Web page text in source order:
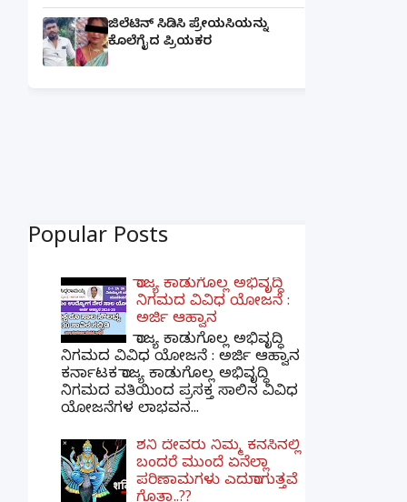
ಜಿಲೆಟಿನ್ ಸಿಡಿಸಿ ಪ್ರೇಯಸಿಯನ್ನು
ಕೊಲೆಗೈದ ಪ್ರಿಯಕರ
Popular Posts
ರಾಜ್ಯ ಕಾಡುಗೊಲ್ಲ ಅಭಿವೃದ್ಧಿ
ನಿಗಮದ ವಿವಿಧ ಯೋಜನೆ :
ಅರ್ಜಿ ಆಹ್ವಾನ
ರಾಜ್ಯ ಕಾಡುಗೊಲ್ಲ ಅಭಿವೃದ್ಧಿ
ನಿಗಮದ ವಿವಿಧ ಯೋಜನೆ : ಅರ್ಜಿ ಆಹ್ವಾನ
ಕರ್ನಾಟಕ ರಾಜ್ಯ ಕಾಡುಗೊಲ್ಲ ಅಭಿವೃದ್ಧಿ
ನಿಗಮದ ವತಿಯಿಂದ ಪ್ರಸಕ್ತ ಸಾಲಿನ ವಿವಿಧ
ಯೋಜನೆಗಳ ಲಾಭವನ...
ಶನಿ ದೇವರು ನಿಮ್ಮ ಕನಸಿನಲ್ಲಿ
ಬಂದರೆ ಮುಂದೆ ಏನೆಲ್ಲಾ
ಪರಿಣಾಮಗಳು ಎದುರಾಗುತ್ತವೆ